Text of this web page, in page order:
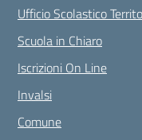
Ufficio Scolastico
Scuola in Chiaro
Iscrizioni On Line
Invalsi
Comune